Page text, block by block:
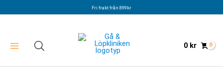
Fri frakt från 899kr
0 kr